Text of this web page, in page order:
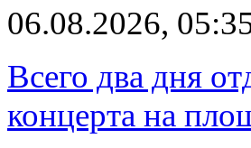
06.08.2026,
Всего два дня
концерта на